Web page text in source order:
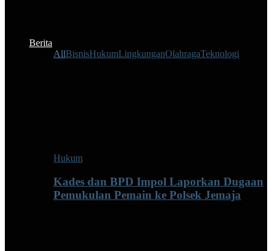
Berita
AllBisnisHukumLingkunganOlahragaTeknologi
Hukum
Kades dan BPD Impol Laporkan Dugaan
Pemukulan Pemain ke Polsek Jemaja